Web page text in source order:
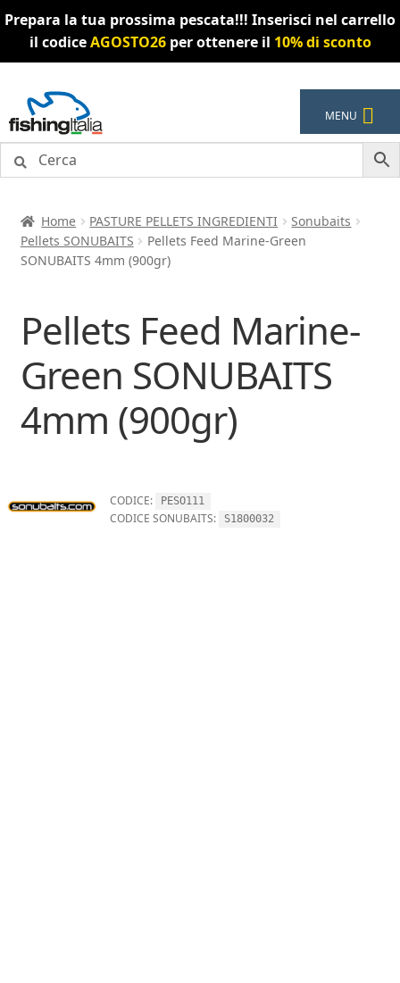
Prepara la tua prossima pescata!!! Inserisci nel carrello
il codiceAGOSTO26per ottenere il 10% di sconto
alla
navigazione
al
contenuto
MENU
Home PASTURE PELLETS INGREDIENTI
Sonubaits
Pellets SONUBAITS
Pellets Feed Marine-Green
SONUBAITS 4mm (900gr)
Pellets Feed Marine-
Green SONUBAITS
4mm (900gr)
CODICE: PESO111
CODICE SONUBAITS: S1800032